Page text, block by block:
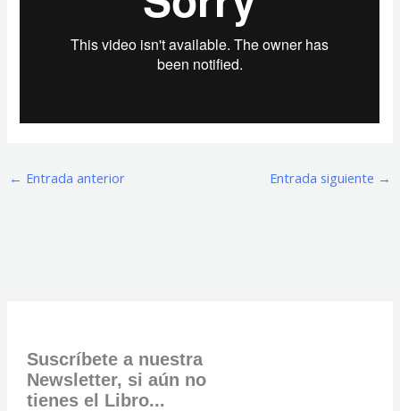
← Entrada anterior Entrada siguiente →
Suscríbete a nuestra
Newsletter, si aún no
tienes el Libro...